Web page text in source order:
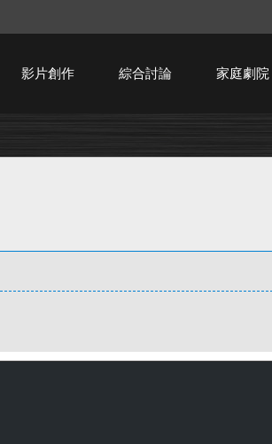
影片創作 綜合討論 家庭劇院